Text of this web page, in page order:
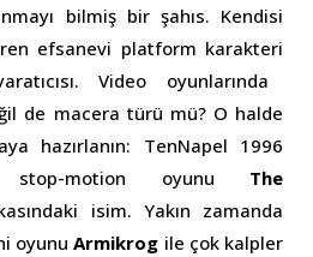
bilmiş bir şahıs. Kendisi
efsanevi platform karakteri
Video oyunlarında
de macera türü mü? O halde
hazırlanın: TenNapel 1996
stop-motion oyunu The
isim. Yakın zamanda
oyunuArmikrog ile çok kalpler